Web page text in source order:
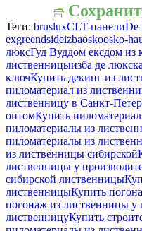
Теги: brusluxCLT-панелиDe
exgreendsideizbaoskoosko-
люксГуд Вуддом ексдом из
лиственницыизба де люкс
ключКупить декинг из
пиломатериал из
лиственницу в Санкт-
оптомКупить
пиломатериалы из
пиломатериалы из
из лиственницы сибирской
лиственницы у
сибирской лиственницы
лиственницыКупить
погонаж из лиственницы у
лиственницуКупить